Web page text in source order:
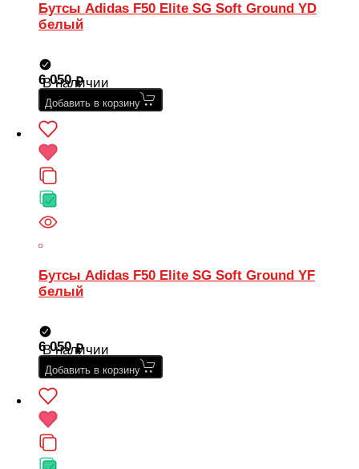
Бутсы Adidas F50 Elite SG Soft Ground YD
белый
В наличии
6 050
Добавить в корзину
Бутсы Adidas F50 Elite SG Soft Ground YF
белый
В наличии
6 050
Добавить в корзину